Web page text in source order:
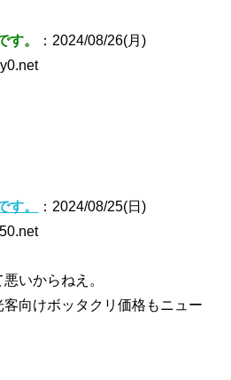
す。
：2024/08/26(月)
す。
：2024/08/25(日)
いからねえ。
向けボッタクリ価格もニュー